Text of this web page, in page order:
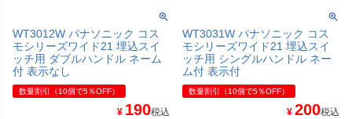
WT3012W パナソニック コス
モシリーズワイド21 埋込スイ
ッチ用 ダブルハンドル ネーム
付 表示なし
数量割引（10個で5％OFF）
¥ 190税込
WT3031W パナソニック コス
モシリーズワイド21 埋込スイ
ッチ用 シングルハンドル ネー
ム付 表示付
数量割引（10個で5％OFF）
¥ 200税込